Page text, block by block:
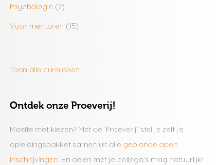
Psychologie (7)
Voor mentoren (15)
Toon alle cursussen
Ontdek onze Proeverij!
Moeite met kiezen? Met de ‘Proeverij’ stel je zelf je
opleidingspakket samen uit alle geplande open
inschrijvingen. En delen met je collega’s mag natuurlijk!